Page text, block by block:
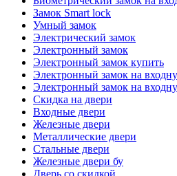
Замок Smart lock
Умный замок
Электрический замок
Электронный замок
Электронный замок купить
Электронный замок на
Электронный замок на
Скидка на двери
Входные двери
Железные двери
Металлические двери
Стальные двери
Железные двери бу
Дверь со скидкой